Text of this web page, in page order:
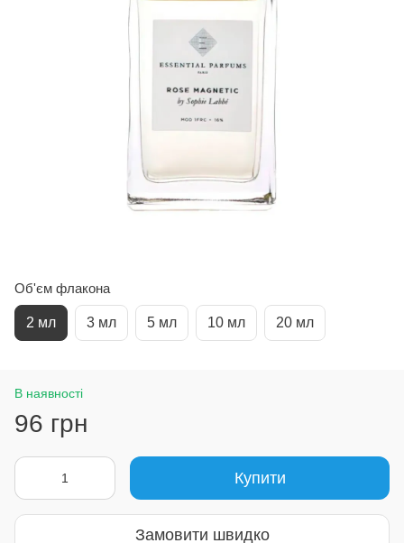
Об'єм флакона
2 мл 3 мл 5 мл 10 мл 20 мл
В наявності
96 грн
Купити
Замовити швидко